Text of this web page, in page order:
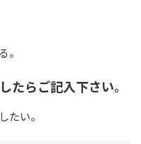
。
たらご記入下さい。
たい。